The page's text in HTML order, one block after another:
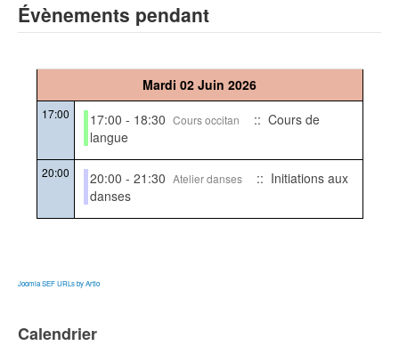
Évènements pendant
Mardi 02 Juin 2026
17:00 17:00 - 18:30 Cours occitan
:: Cours de
langue
20:00 20:00 - 21:30 Atelier danses
:: Initiations aux
danses
Joomla SEF URLs by Artio
Calendrier